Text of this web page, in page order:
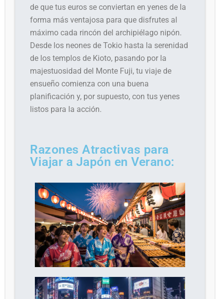
de que tus euros se conviertan en yenes de la
forma más ventajosa para que disfrutes al
máximo cada rincón del archipiélago nipón.
Desde los neones de Tokio hasta la serenidad
de los templos de Kioto, pasando por la
majestuosidad del Monte Fuji, tu viaje de
ensueño comienza con una buena
planificación y, por supuesto, con tus yenes
listos para la acción.
Razones Atractivas para
Viajar a Japón en Verano: